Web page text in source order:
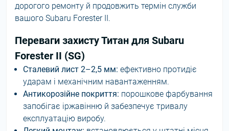
дорогого ремонту й продовжить термін служби
вашого Subaru Forester II.
Переваги захисту Титан для Subaru
Forester II (SG)
Сталевий лист 2–2,5 мм: ефективно протидіє
ударам і механічним навантаженням.
Антикорозійне покриття: порошкове фарбування
запобігає іржавінню й забезпечує тривалу
експлуатацію виробу.